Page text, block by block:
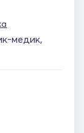
медик,